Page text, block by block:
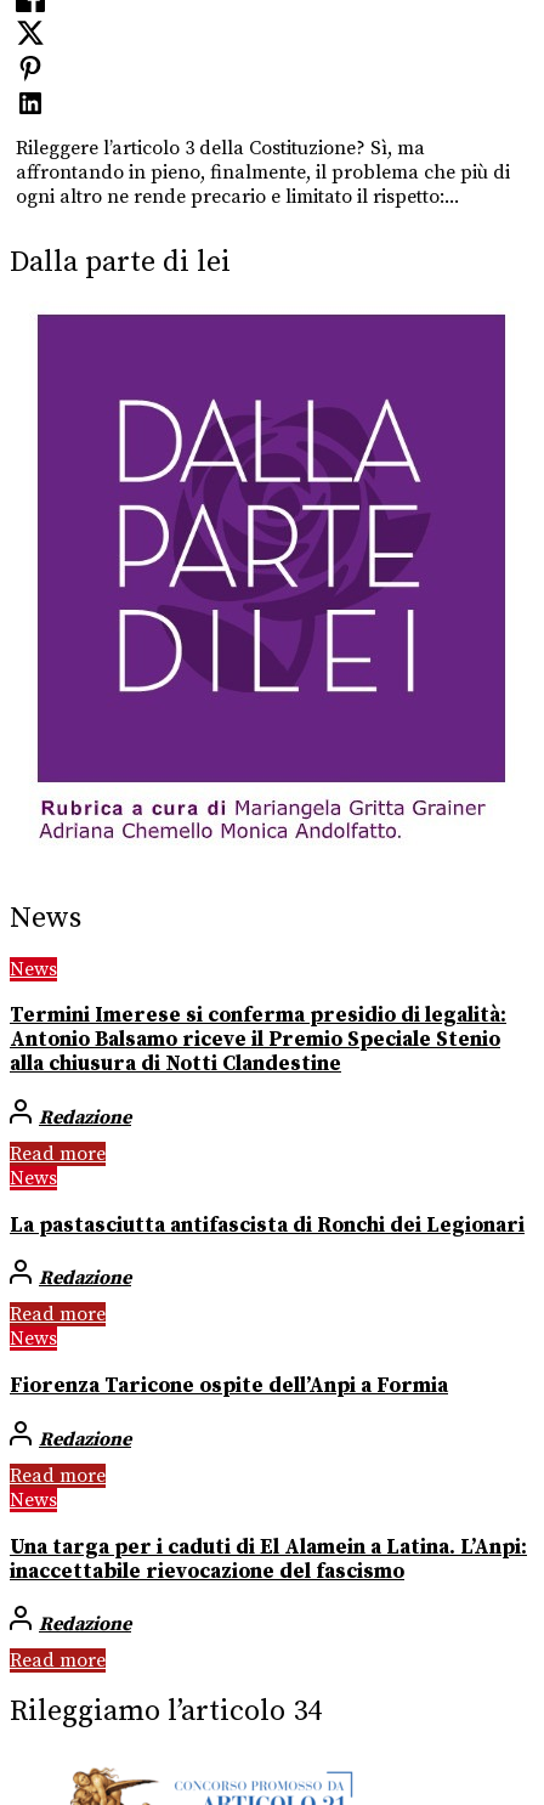
Rileggere l’articolo 3 della Costituzione? Sì, ma
affrontando in pieno, finalmente, il problema che più di
ogni altro ne rende precario e limitato il rispetto:...
Dalla parte di lei
News
News
Termini Imerese si conferma presidio di legalità:
Antonio Balsamo riceve il Premio Speciale Stenio
alla chiusura di Notti Clandestine
Redazione
Read more
News
La pastasciutta antifascista di Ronchi dei Legionari
Redazione
Read more
News
Fiorenza Taricone ospite dell’Anpi a Formia
Redazione
Read more
News
Una targa per i caduti di El Alamein a Latina. L’Anpi:
inaccettabile rievocazione del fascismo
Redazione
Read more
Rileggiamo l’articolo 34